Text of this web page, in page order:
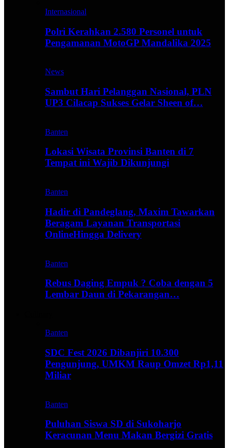
Internasional
Polri Kerahkan 2.580 Personel untuk
Pengamanan MotoGP Mandalika 2025
News
Sambut Hari Pelanggan Nasional, PLN
UP3 Cilacap Sukses Gelar Sheen of…
Banten
Lokasi Wisata Provinsi Banten di 7
Tempat ini Wajib Dikunjungi
Banten
Hadir di Pandeglang, Maxim Tawarkan
Beragam Layanan Transportasi
OnlineHingga Delivery
Banten
Rebus Daging Empuk ? Coba dengan 5
Lembar Daun di Pekarangan…
Banten
SDC Fest 2026 Dibanjiri 10.300
Pengunjung, UMKM Raup Omzet Rp1,11
Miliar
Banten
Puluhan Siswa SD di Sukoharjo
Keracunan Menu Makan Bergizi Gratis